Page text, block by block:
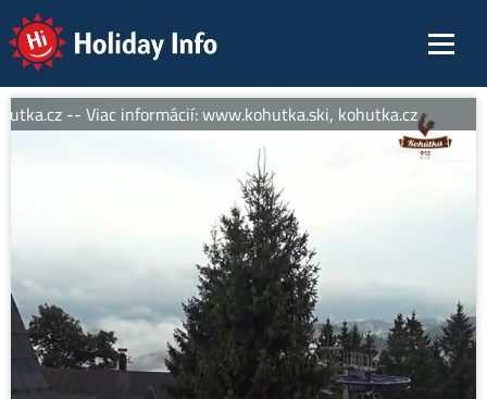
Holiday Info
-- Viac informácií: www.kohutka.ski, kohutka.cz